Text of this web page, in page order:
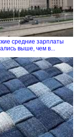
средние зарплаты
выше, чем в...